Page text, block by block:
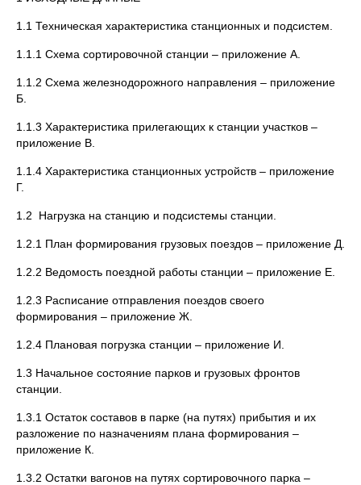
1.1 Техническая характеристика станционных и подсистем.
1.1.1 Схема сортировочной станции – приложение А.
1.1.2 Схема железнодорожного направления – приложение
Б.
1.1.3 Характеристика прилегающих к станции участков –
приложение В.
1.1.4 Характеристика станционных устройств – приложение
Г.
1.2 Нагрузка на станцию и подсистемы станции.
1.2.1 План формирования грузовых поездов – приложение Д.
1.2.2 Ведомость поездной работы станции – приложение Е.
1.2.3 Расписание отправления поездов своего
формирования – приложение Ж.
1.2.4 Плановая погрузка станции – приложение И.
1.3 Начальное состояние парков и грузовых фронтов
станции.
1.3.1 Остаток составов в парке (на путях) прибытия и их
разложение по назначениям плана формирования –
приложение К.
1.3.2 Остатки вагонов на путях сортировочного парка –